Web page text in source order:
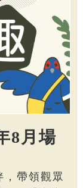
8月場
，帶領觀眾